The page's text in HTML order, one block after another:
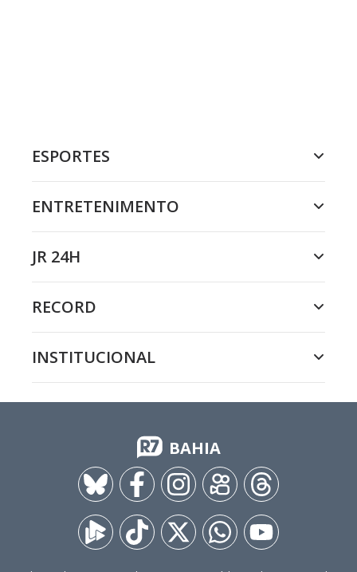
ESPORTES
ENTRETENIMENTO
JR 24H
RECORD
INSTITUCIONAL
BAHIA